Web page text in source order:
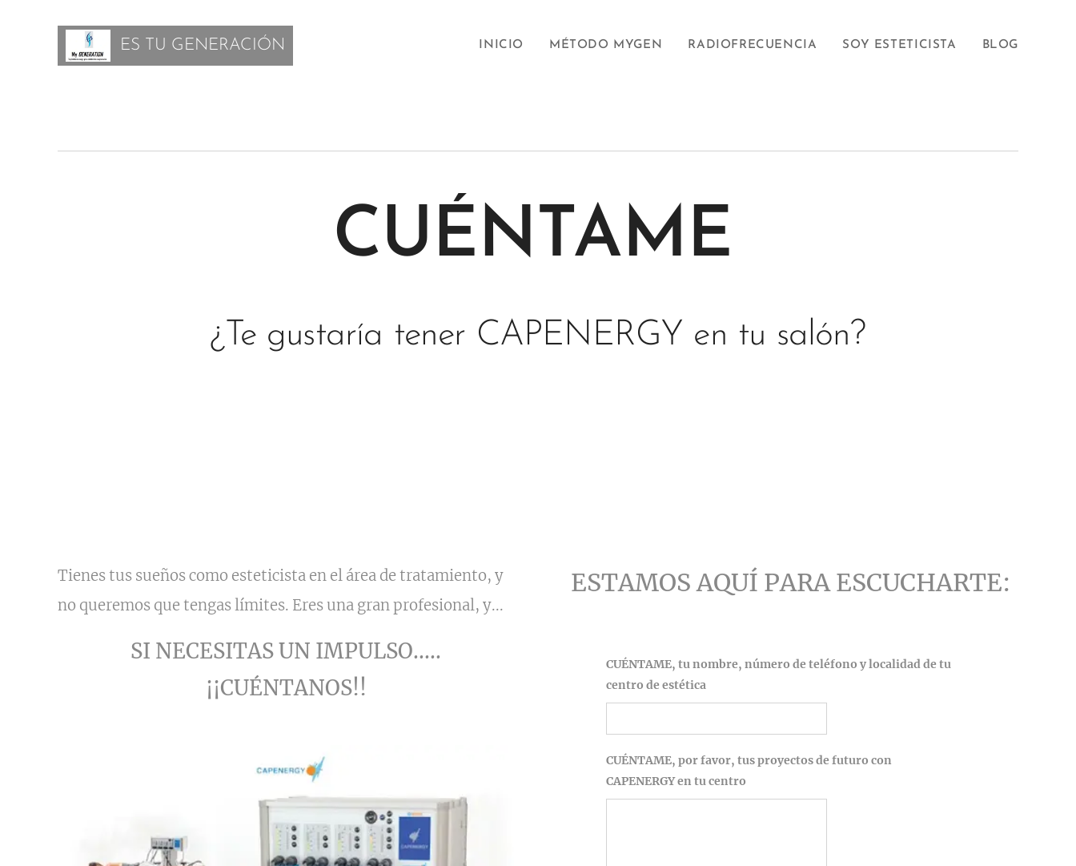
ES TU GENERACIÓN INICIO MÉTODO MYGEN RADIOFRECUENCIA SOY ESTETICISTA BLOG
CUÉNTAME
¿Te gustaría tener CAPENERGY en tu salón?
Tienes tus sueños como esteticista en el área de tratamiento, y
no queremos que tengas límites. Eres una gran profesional, y...
SI NECESITAS UN IMPULSO.....
¡¡CUÉNTANOS!!
ESTAMOS AQUÍ PARA ESCUCHARTE:
CUÉNTAME, tu nombre, número de teléfono y localidad de tu
centro de estética
CUÉNTAME, por favor, tus proyectos de futuro con
CAPENERGY en tu centro